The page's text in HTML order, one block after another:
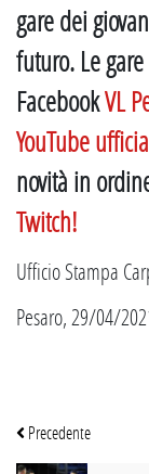
gare dei
futuro. Le
FacebookVL
YouTube
novità in
Twitch!
Ufficio Stampa
Pesaro, 29/04/
Precedente